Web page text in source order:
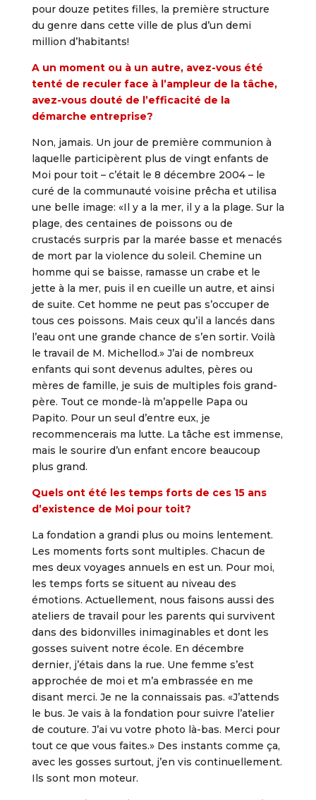
pour douze petites filles, la première structure
du genre dans cette ville de plus d’un demi
million d’habitants!
A un moment ou à un autre, avez-vous été
tenté de reculer face à l’ampleur de la tâche,
avez-vous douté de l’efficacité de la
démarche entreprise?
Non, jamais. Un jour de première communion à
laquelle participèrent plus de vingt enfants de
Moi pour toit – c’était le 8 décembre 2004 – le
curé de la communauté voisine prêcha et utilisa
une belle image: «Il y a la mer, il y a la plage. Sur la
plage, des centaines de poissons ou de
crustacés surpris par la marée basse et menacés
de mort par la violence du soleil. Chemine un
homme qui se baisse, ramasse un crabe et le
jette à la mer, puis il en cueille un autre, et ainsi
de suite. Cet homme ne peut pas s’occuper de
tous ces poissons. Mais ceux qu’il a lancés dans
l’eau ont une grande chance de s’en sortir. Voilà
le travail de M. Michellod.» J’ai de nombreux
enfants qui sont devenus adultes, pères ou
mères de famille, je suis de multiples fois grand-
père. Tout ce monde-là m’appelle Papa ou
Papito. Pour un seul d’entre eux, je
recommencerais ma lutte. La tâche est immense,
mais le sourire d’un enfant encore beaucoup
plus grand.
Quels ont été les temps forts de ces 15 ans
d’existence de Moi pour toit?
La fondation a grandi plus ou moins lentement.
Les moments forts sont multiples. Chacun de
mes deux voyages annuels en est un. Pour moi,
les temps forts se situent au niveau des
émotions. Actuellement, nous faisons aussi des
ateliers de travail pour les parents qui survivent
dans des bidonvilles inimaginables et dont les
gosses suivent notre école. En décembre
dernier, j’étais dans la rue. Une femme s’est
approchée de moi et m’a embrassée en me
disant merci. Je ne la connaissais pas. «J’attends
le bus. Je vais à la fondation pour suivre l’atelier
de couture. J’ai vu votre photo là-bas. Merci pour
tout ce que vous faites.» Des instants comme ça,
avec les gosses surtout, j’en vis continuellement.
Ils sont mon moteur.